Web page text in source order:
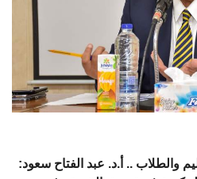
والطلاب .. أ.د. عبد الفتاح سعود: